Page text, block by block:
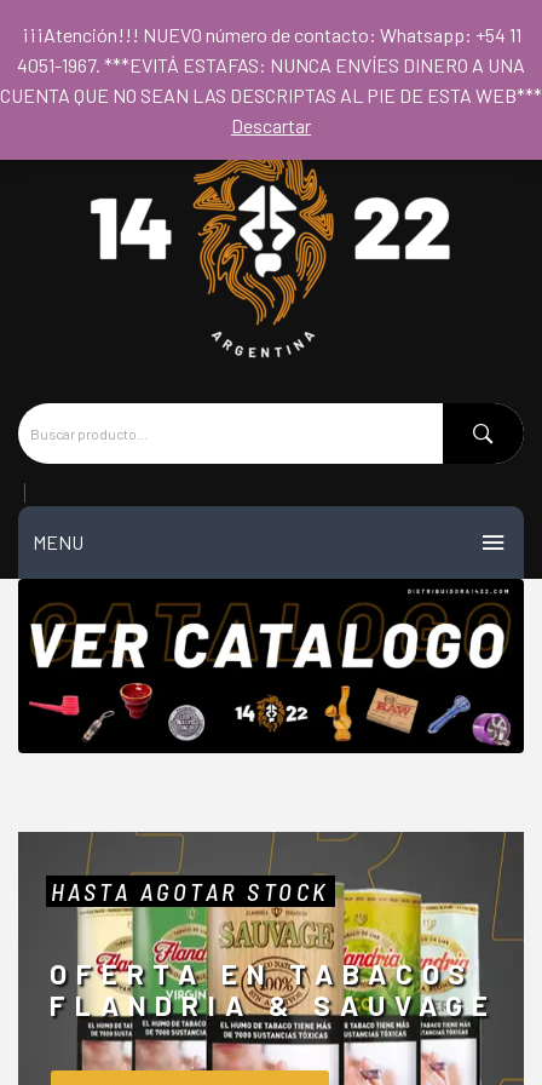
- Horario 09hs a 18hs
MENU
INICIO
MI CUENTA
VER CARRITO
TIENDA
CONTACTO
NOSOTROS
HASTA AGOTAR STOCK
OFERTA EN TABACOS
FLANDRIA & SAUVAGE
¡¡¡Atención!!! NUEVO número de contacto: Whatsapp: +54 11
4051-1967. ***EVITÁ ESTAFAS: NUNCA ENVÍES DINERO A UNA
CUENTA QUE NO SEAN LAS DESCRIPTAS AL PIE DE ESTA WEB***
Descartar